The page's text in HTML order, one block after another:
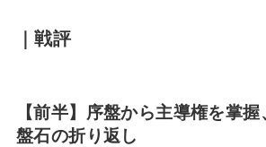
｜戦評
【前半】序盤から主導権を掌
盤石の折り返し